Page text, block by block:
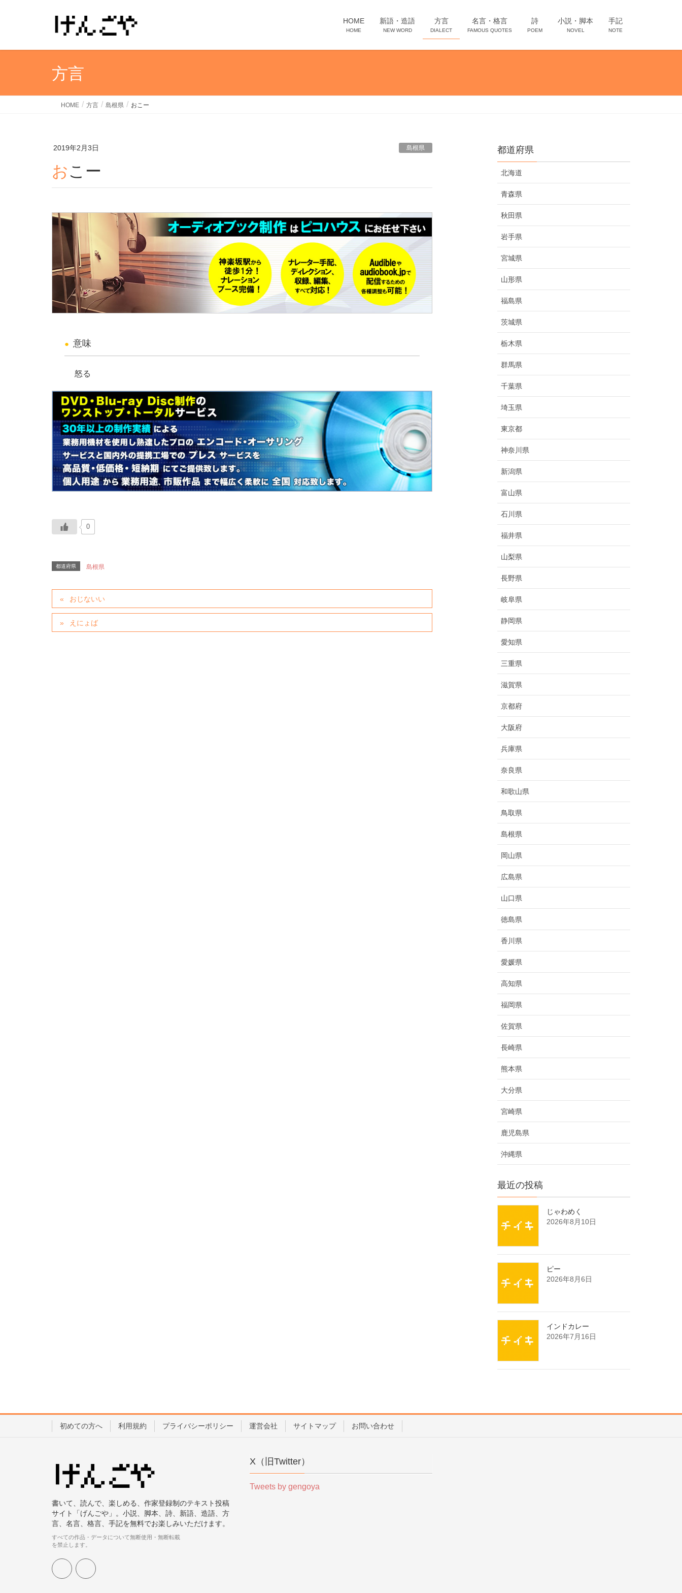
HOME
HOME
新語・造語
NEW WORD
方言
DIALECT
名言・格言
FAMOUS QUOTES
詩
POEM
小説・脚本
NOVEL
手記
NOTE
方言
HOME 方言 島根県 おこー
2019年2月3日 島根県
おこー
意味
怒る
0
都道府県 島根県
おじないい
えにょば
都道府県
北海道
青森県
秋田県
岩手県
宮城県
山形県
福島県
茨城県
栃木県
群馬県
千葉県
埼玉県
東京都
神奈川県
新潟県
富山県
石川県
福井県
山梨県
長野県
岐阜県
静岡県
愛知県
三重県
滋賀県
京都府
大阪府
兵庫県
奈良県
和歌山県
鳥取県
島根県
岡山県
広島県
山口県
徳島県
香川県
愛媛県
高知県
福岡県
佐賀県
長崎県
熊本県
大分県
宮崎県
鹿児島県
沖縄県
最近の投稿
じゃわめく
2026年8月10日
ピー
2026年8月6日
インドカレー
2026年7月16日
初めての方へ 利用規約 プライバシーポリシー 運営会社 サイトマップ お問い合わせ
書いて、読んで、楽しめる、作家登録制のテキスト投稿
サイト「げんごや」。小説、脚本、詩、新語、造語、方
言、名言、格言、手記を無料でお楽しみいただけます。
すべての作品・データについて無断使用・無断転載
を禁止します。
X（旧Twitter）
Tweets by gengoya